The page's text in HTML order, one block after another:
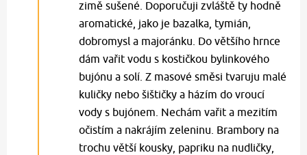
zimě sušené. Doporučuji zvláště ty hodně
aromatické, jako je bazalka, tymián,
dobromysl a majoránku. Do většího hrnce
dám vařit vodu s kostičkou bylinkového
bujónu a solí. Z masové směsi tvaruju malé
kuličky nebo šištičky a házím do vroucí
vody s bujónem. Nechám vařit a mezitím
očistím a nakrájím zeleninu. Brambory na
trochu větší kousky, papriku na nudličky,